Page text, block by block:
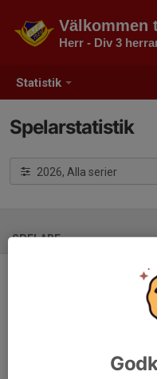
Statistik
Välkommen
Herr - Div 3
Spelarstatistik
2026, Alla serier
SPELARE
Ingen